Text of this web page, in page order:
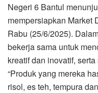
Negeri 6 Bantul
mempersiapkan Market
Rabu (25/6/2025).
bekerja sama untuk
kreatif dan inovatif,
“Produk yang mereka
risol, es teh, tempura